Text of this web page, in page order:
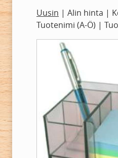
Uusin | Alin hinta |
Tuotenimi (A-Ö) |